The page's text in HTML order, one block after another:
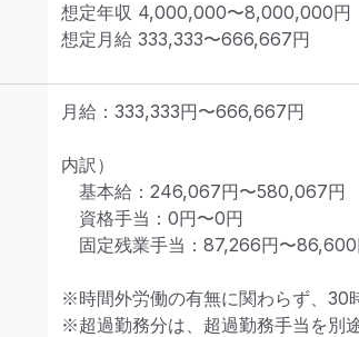
想定年収 4,000,000〜8,000,000円
想定月給 333,333〜666,667円
月給：333,333円〜666,667円
内訳）
基本給：246,067円〜580,067円
資格手当：0円〜0円
固定残業手当：87,266円〜86,600
※時間外労働の有無に関わらず、30
※超過勤務分は、超過勤務手当を別